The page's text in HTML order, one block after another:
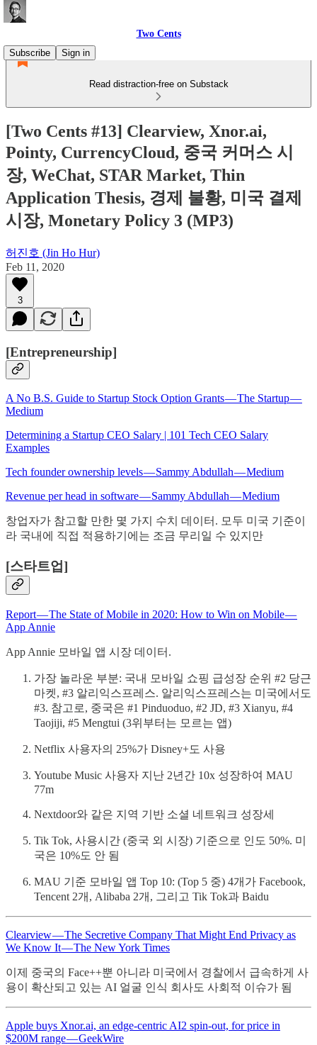
Two Cents
Subscribe
Sign in
Read distraction-free on Substack
[Two Cents #13] Clearview, Xnor.ai,
Pointy, CurrencyCloud, 중국 커머스 시
장, WeChat, STAR Market, Thin
Application Thesis, 경제 불황, 미국 결제
시장, Monetary Policy 3 (MP3)
허진호 (Jin Ho Hur)
Feb 11, 2020
3
[Entrepreneurship]
A No B.S. Guide to Startup Stock Option Grants — The Startup —
Medium
Determining a Startup CEO Salary | 101 Tech CEO Salary
Examples
Tech founder ownership levels — Sammy Abdullah — Medium
Revenue per head in software — Sammy Abdullah — Medium
창업자가 참고할 만한 몇 가지 수치 데이터. 모두 미국 기준이
라 국내에 직접 적용하기에는 조금 무리일 수 있지만
[스타트업]
Report — The State of Mobile in 2020: How to Win on Mobile —
App Annie
App Annie 모바일 앱 시장 데이터.
가장 놀라운 부분: 국내 모바일 쇼핑 급성장 순위 #2 당근
마켓, #3 알리익스프레스. 알리익스프레스는 미국에서도
#3. 참고로, 중국은 #1 Pinduoduo, #2 JD, #3 Xianyu, #4
Taojiji, #5 Mengtui (3위부터는 모르는 앱)
Netflix 사용자의 25%가 Disney+도 사용
Youtube Music 사용자 지난 2년간 10x 성장하여 MAU
77m
Nextdoor와 같은 지역 기반 소셜 네트워크 성장세
Tik Tok, 사용시간 (중국 외 시장) 기준으로 인도 50%. 미
국은 10%도 안 됨
MAU 기준 모바일 앱 Top 10: (Top 5 중) 4개가 Facebook,
Tencent 2개, Alibaba 2개, 그리고 Tik Tok과 Baidu
Clearview — The Secretive Company That Might End Privacy as
We Know It — The New York Times
이제 중국의 Face++뿐 아니라 미국에서 경찰에서 급속하게 사
용이 확산되고 있는 AI 얼굴 인식 회사도 사회적 이슈가 됨
Apple buys Xnor.ai, an edge-centric AI2 spin-out, for price in
$200M range — GeekWire